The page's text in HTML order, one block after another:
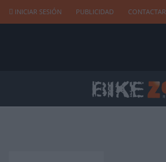
INICIAR SESIÓN PUBLICIDAD CONTACTAR